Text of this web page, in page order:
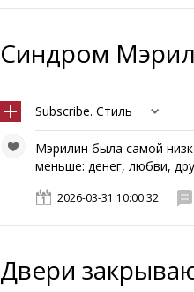
Синдром
Subscribe. Стиль
Мэрилин была самой
меньше: денег, любви,
2026-03-31 10:00:32
Двери